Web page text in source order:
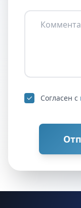
Согласен с